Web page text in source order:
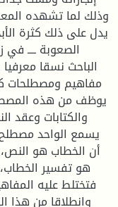
وذلك لما تشهده
يدل على ذلك كثرة
الصعوبة ــــ
الباحث نسقا
مفاهيم ومصطلحات
يوظف من هذه
والكتابات وعقد
يسمع الواحد
أن الخطاب هو
هو تفسير
فتختلط عليه
وانطلاقا من هذا